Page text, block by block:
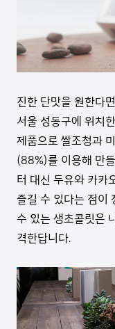
진한 단맛을 원한다
서울 성동구에 위치
제품으로 쌀조청과
(88%)를 이용해 만
터 대신 두유와 카카
즐길 수 있다는 점이
수 있는 생초콜릿은
격한답니다.